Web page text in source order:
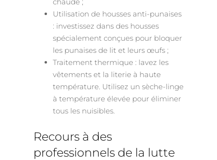
Utilisation de housses anti-punaises
: investissez dans des housses
spécialement conçues pour bloquer
les punaises de lit et leurs œufs ;
Traitement thermique : lavez les
vêtements et la literie à haute
température. Utilisez un sèche-linge
à température élevée pour éliminer
tous les nuisibles.
Recours à des
professionnels de la lutte